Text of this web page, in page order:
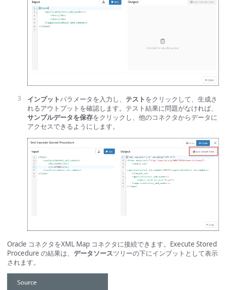
インプットパラメータを入力し、 テストをクリックして、生成さ
れるアウトプットを確認します。テスト結果に問題がなければ、
サンプルデータを保存をクリックし、他のコネクタからデータに
アクセスできるようにします。
Oracle コネクタをXML Map コネクタに接続できます。Execute Stored
Procedure の結果は、 データソースツリーの下にインプットとして表示
されます。